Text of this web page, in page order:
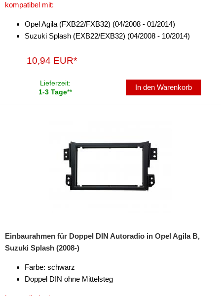
kompatibel mit:
Opel Agila (FXB22/FXB32) (04/2008 - 01/2014)
Suzuki Splash (EXB22/EXB32) (04/2008 - 10/2014)
10,94 EUR*
Lieferzeit:
1-3 Tage**
In den Warenkorb
Einbaurahmen für Doppel DIN Autoradio in Opel Agila B,
Suzuki Splash (2008-)
Farbe: schwarz
Doppel DIN ohne Mittelsteg